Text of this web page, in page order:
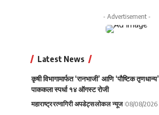
- Advertisement -
Latest News
कृषी विभागामार्फत ‘रानभाजी’ आणि ‘पौष्टिक तृणधान्य’
पाककला स्पर्धा १४ ऑगस्ट रोजी
महाराष्ट्ररत्नागिरी अपडेट्सलोकल न्यूज 08/08/2026